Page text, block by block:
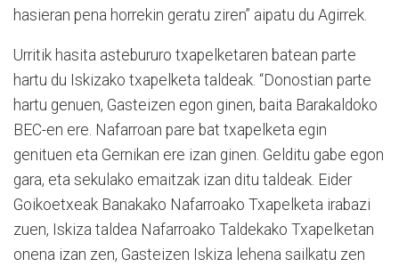
hasieran pena horrekin geratu ziren” aipatu du Agirrek.
Urritik hasita astebururo txapelketaren batean parte
hartu du Iskizako txapelketa taldeak. “Donostian parte
hartu genuen, Gasteizen egon ginen, baita Barakaldoko
BEC-en ere. Nafarroan pare bat txapelketa egin
genituen eta Gernikan ere izan ginen. Gelditu gabe egon
gara, eta sekulako emaitzak izan ditu taldeak. Eider
Goikoetxeak Banakako Nafarroako Txapelketa irabazi
zuen, Iskiza taldea Nafarroako Taldekako Txapelketan
onena izan zen, Gasteizen Iskiza lehena sailkatu zen